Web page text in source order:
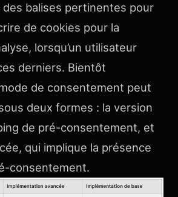
balises pertinentes pour
de cookies pour la
lorsqu’un utilisateur
derniers. Bientôt
de consentement peut
deux formes : la version
de pré-consentement, et
qui implique la présence
consentement.